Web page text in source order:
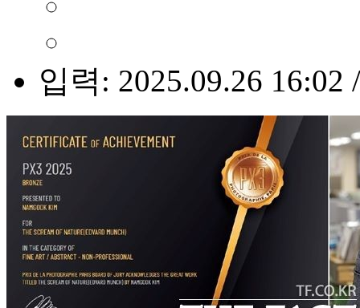
입력: 2025.09.26 16:02